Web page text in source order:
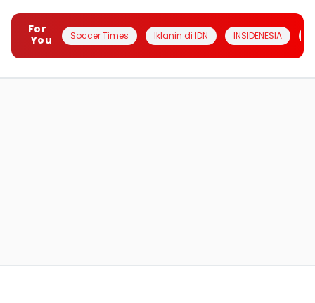
For
You
Soccer Times Iklanin di IDN INSIDENESIA